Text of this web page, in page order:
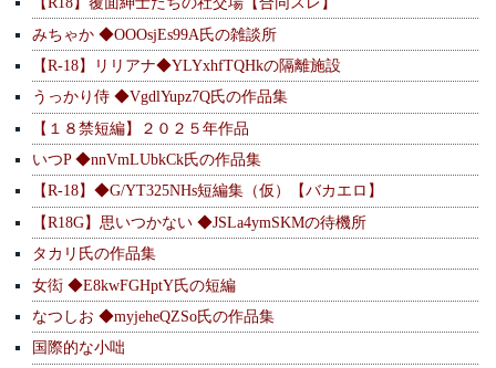
みちゃか ◆OOOsjEs99A氏の雑談所
【R-18】リリアナ◆YLYxhfTQHkの隔離施設
うっかり侍 ◆VgdlYupz7Q氏の作品集
【１８禁短編】２０２５年作品
いつP ◆nnVmLUbkCk氏の作品集
【R-18】◆G/YT325NHs短編集（仮）【バカエロ】
【R18G】思いつかない ◆JSLa4ymSKMの待機所
タカリ氏の作品集
女衒 ◆E8kwFGHptY氏の短編
なつしお ◆myjeheQZSo氏の作品集
国際的な小咄